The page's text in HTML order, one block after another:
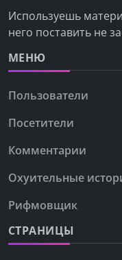
Используешь
него поставить не
МЕНЮ
Пользователи
Посетители
Комментарии
Охуительные
Рифмовщик
СТРАНИЦЫ